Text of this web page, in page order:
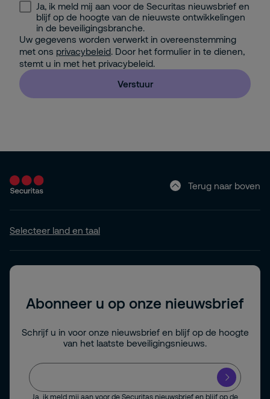
Ja, ik meld mij aan voor de Securitas nieuwsbrief en
blijf op de hoogte van de nieuwste ontwikkelingen
in de beveiligingsbranche.
Uw gegevens worden verwerkt in overeenstemming
met ons privacybeleid. Door het formulier in te dienen,
stemt u in met het privacybeleid.
Verstuur
Terug naar boven
Selecteer land en taal
Abonneer u op onze nieuwsbrief
Schrijf u in voor onze nieuwsbrief en blijf op de hoogte
van het laatste beveiligingsnieuws.
Ja, ik meld mij aan voor de Securitas nieuwsbrief en blijf op de